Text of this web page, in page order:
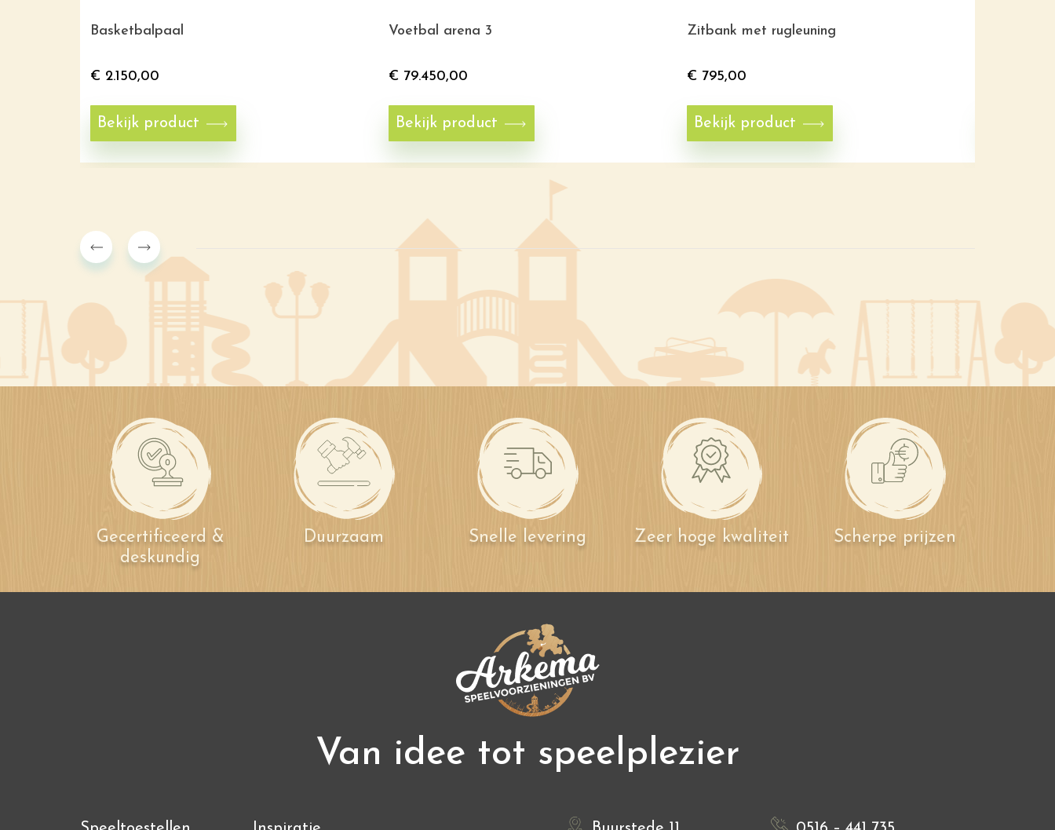
Basketbalpaal
€ 2.150,00
Bekijk product
Voetbal arena 3
€ 79.450,00
Bekijk product
Zitbank met rugleuning
€ 795,00
Bekijk product
Gecertificeerd &
deskundig
Duurzaam Snelle levering Zeer hoge kwaliteit Scherpe prijzen
Van idee tot speelplezier